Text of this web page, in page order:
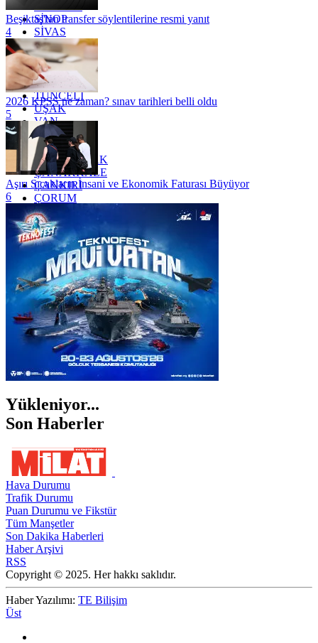
SİNOP
SİVAS
SİİRT
TEKİRDAĞ
TOKAT
TRABZON
TUNCELİ
UŞAK
VAN
YALOVA
YOZGAT
ZONGULDAK
ÇANAKKALE
ÇANKIRI
ÇORUM
İSTANBUL
İZMİR
ŞANLIURFA
ŞIRNAK
Beşiktaş'tan transfer söylentilerine resmi yanıt
4
2026 KPSS ne zaman? sınav tarihleri belli oldu
5
Aşırı Sıcakların İnsani ve Ekonomik Faturası Büyüyor
6
Yükleniyor...
Son Haberler
Hava Durumu
Trafik Durumu
Puan Durumu ve Fikstür
Tüm Manşetler
Son Dakika Haberleri
Haber Arşivi
RSS
Copyright © 2025. Her hakkı saklıdır.
Haber Yazılımı: TE Bilişim
Üst